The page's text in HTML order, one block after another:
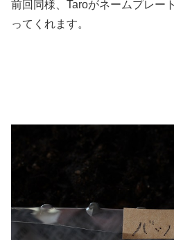
前回同様、Taroがネームプレー
ってくれます。